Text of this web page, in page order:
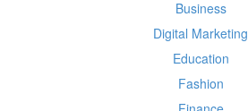
Business
Digital Marketing
Education
Fashion